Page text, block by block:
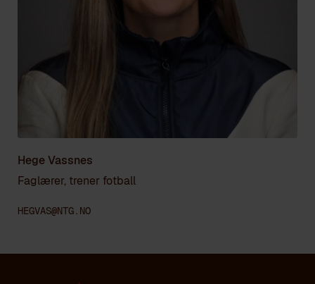
Hege Vassnes
Faglærer, trener fotball
HEGVAS@NTG.NO